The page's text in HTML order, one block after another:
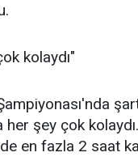
kolaydı"
her şey çok
en fazla 2 saat